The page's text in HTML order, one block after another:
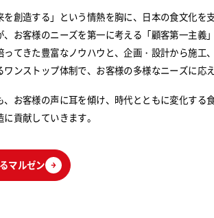
創造する」という情熱を胸に、日本の食文化を
、お客様のニーズを第一に考える「顧客第一主義
てきた豊富なノウハウと、企画・設計から施工
ンストップ体制で、お客様の多様なニーズに応え
お客様の声に耳を傾け、時代とともに変化する
貢献していきます。
マルゼン